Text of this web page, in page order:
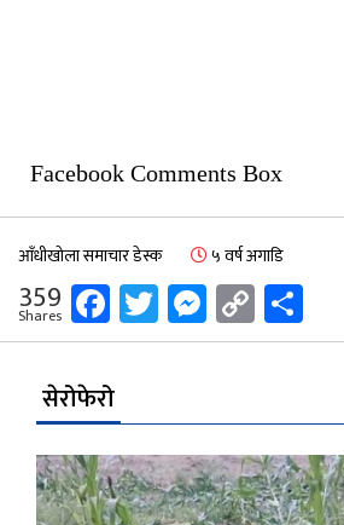
Facebook Comments Box
आँधीखोला समाचार डेस्क ५ वर्ष अगाडि
359
Shares Facebook
TwitterCopy
Link
सेरोफेरो